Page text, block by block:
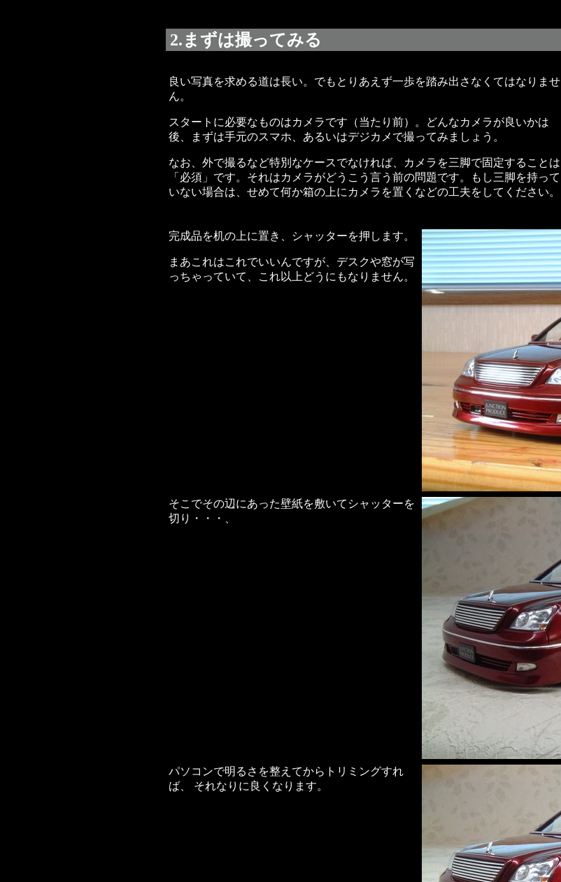
2.まずは撮ってみる
良い写真を求める道は長い。でもとりあえず一歩を踏み出さなくてはなりませ
ん。
スタートに必要なものはカメラです（当たり前）。どんなカメラが良いかは
後、まずは手元のスマホ、あるいはデジカメで撮ってみましょう。
なお、外で撮るなど特別なケースでなければ、カメラを三脚で固定することは
「必須」です。それはカメラがどうこう言う前の問題です。もし三脚を持って
いない場合は、せめて何か箱の上にカメラを置くなどの工夫をしてください。
完成品を机の上に置き、シャッターを押します。
まあこれはこれでいいんですが、デスクや窓が写
っちゃっていて、これ以上どうにもなりません。
そこでその辺にあった壁紙を敷いてシャッターを
切り・・・、
パソコンで明るさを整えてからトリミングすれ
ば、 それなりに良くなります。